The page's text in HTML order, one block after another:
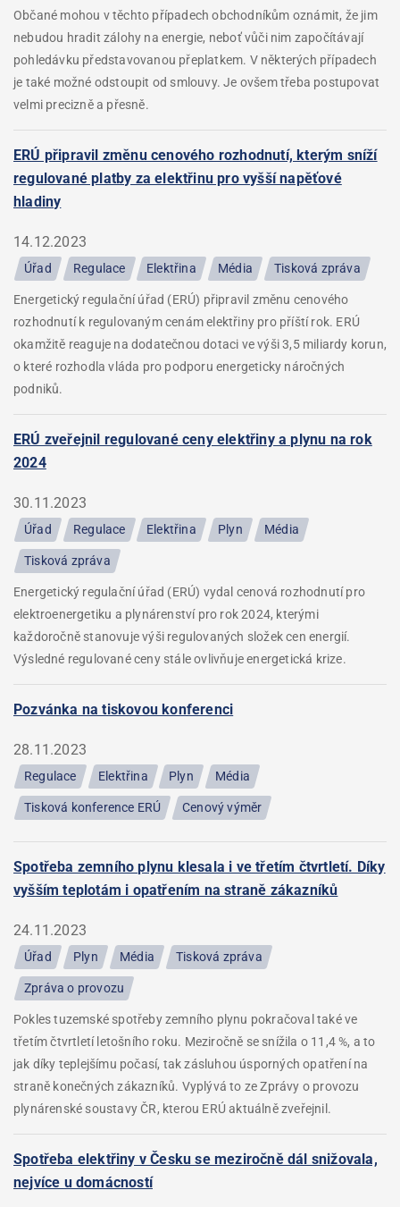
Občané mohou v těchto případech obchodníkům oznámit, že jim
nebudou hradit zálohy na energie, neboť vůči nim započítávají
pohledávku představovanou přeplatkem. V některých případech
je také možné odstoupit od smlouvy. Je ovšem třeba postupovat
velmi precizně a přesně.
ERÚ připravil změnu cenového rozhodnutí, kterým sníží
regulované platby za elektřinu pro vyšší napěťové
hladiny
14.12.2023
Úřad Regulace Elektřina Média Tisková zpráva
Energetický regulační úřad (ERÚ) připravil změnu cenového
rozhodnutí k regulovaným cenám elektřiny pro příští rok. ERÚ
okamžitě reaguje na dodatečnou dotaci ve výši 3,5 miliardy korun,
o které rozhodla vláda pro podporu energeticky náročných
podniků.
ERÚ zveřejnil regulované ceny elektřiny a plynu na rok
2024
30.11.2023
Úřad Regulace Elektřina Plyn Média
Tisková zpráva
Energetický regulační úřad (ERÚ) vydal cenová rozhodnutí pro
elektroenergetiku a plynárenství pro rok 2024, kterými
každoročně stanovuje výši regulovaných složek cen energií.
Výsledné regulované ceny stále ovlivňuje energetická krize.
Pozvánka na tiskovou konferenci
28.11.2023
Regulace Elektřina Plyn Média
Tisková konference ERÚ Cenový výměr
Spotřeba zemního plynu klesala i ve třetím čtvrtletí. Díky
vyšším teplotám i opatřením na straně zákazníků
24.11.2023
Úřad Plyn Média Tisková zpráva
Zpráva o provozu
Pokles tuzemské spotřeby zemního plynu pokračoval také ve
třetím čtvrtletí letošního roku. Meziročně se snížila o 11,4 %, a to
jak díky teplejšímu počasí, tak zásluhou úsporných opatření na
straně konečných zákazníků. Vyplývá to ze Zprávy o provozu
plynárenské soustavy ČR, kterou ERÚ aktuálně zveřejnil.
Spotřeba elektřiny v Česku se meziročně dál snižovala,
nejvíce u domácností